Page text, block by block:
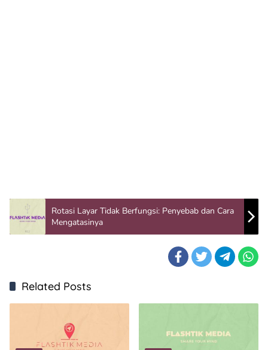
Rotasi Layar Tidak Berfungsi: Penyebab dan Cara
Mengatasinya
Related Posts